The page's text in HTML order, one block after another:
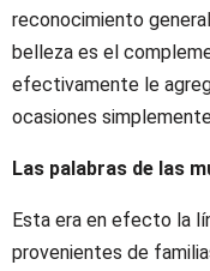
reconocimiento
belleza es el
efectivamente le
ocasiones
Las palabras de las
Esta era en efecto la
provenientes de